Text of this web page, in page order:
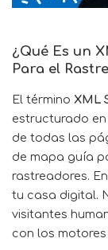
¿Qué Es un
Para el
El término XML
estructurado
de todas las
de mapa guía
rastreadores.
tu casa digital.
visitantes
con los